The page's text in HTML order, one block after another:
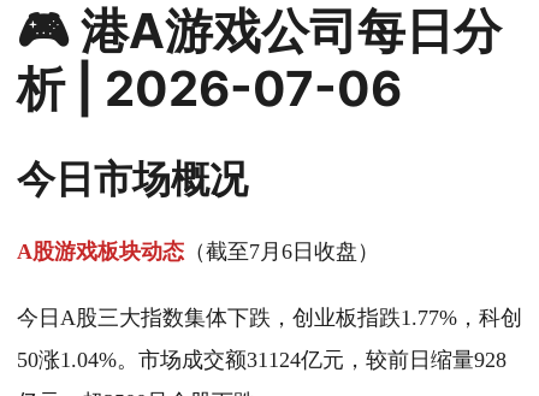
🎮 港A游戏公司每日分
析 | 2026-07-06
今日市场概况
A股游戏板块动态 （截至7月6日收盘）
今日A股三大指数集体下跌，创业板指跌1.77%，科创
50涨1.04%。市场成交额31124亿元，较前日缩量928